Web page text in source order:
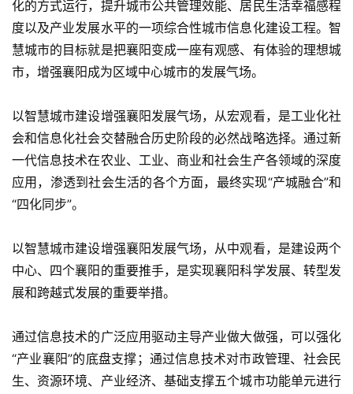
化的方式运行，提升城市公共管理效能、居民生活幸福感程
度以及产业发展水平的一项综合性城市信息化建设工程。智
慧城市的目标就是把襄阳变成一座有观感、有体验的理想城
市，增强襄阳成为区域中心城市的发展气场。
以智慧城市建设增强襄阳发展气场，从宏观看，是工业化社
会和信息化社会交替融合历史阶段的必然战略选择。通过新
一代信息技术在农业、工业、商业和社会生产各领域的深度
应用，渗透到社会生活的各个方面，最终实现“产城融合”和
“四化同步”。
以智慧城市建设增强襄阳发展气场，从中观看，是建设两个
中心、四个襄阳的重要推手，是实现襄阳科学发展、转型发
展和跨越式发展的重要举措。
通过信息技术的广泛应用驱动主导产业做大做强，可以强化
“产业襄阳”的底盘支撑；通过信息技术对市政管理、社会民
生、资源环境、产业经济、基础支撑五个城市功能单元进行